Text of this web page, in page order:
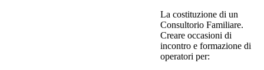
La costituzione di un
Consultorio Familiare.
Creare occasioni di
incontro e formazione di
operatori per: